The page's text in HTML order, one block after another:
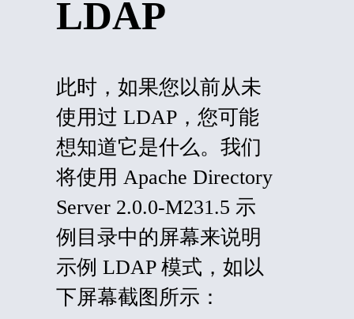
LDAP
此时，如果您以前从未
使用过 LDAP，您可能
想知道它是什么。我们
将使用 Apache Directory
Server 2.0.0-M231.5 示
例目录中的屏幕来说明
示例 LDAP 模式，如以
下屏幕截图所示：